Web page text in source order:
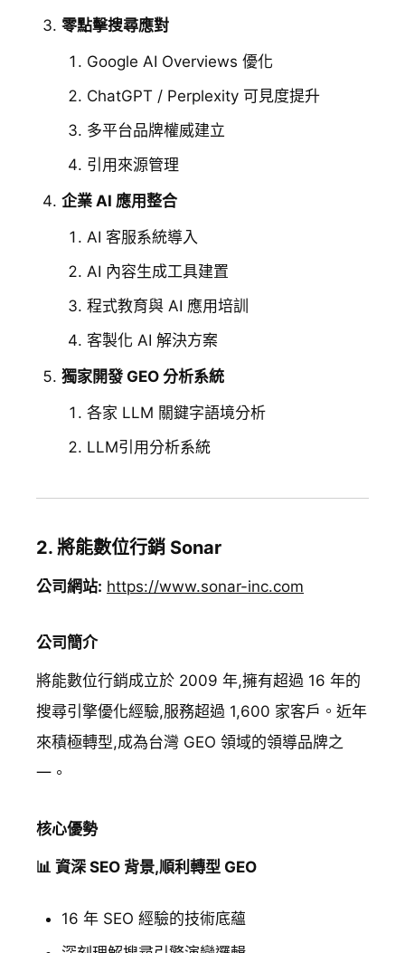
零點擊搜尋應對
Google AI Overviews 優化
ChatGPT / Perplexity 可見度提升
多平台品牌權威建立
引用來源管理
企業 AI 應用整合
AI 客服系統導入
AI 內容生成工具建置
程式教育與 AI 應用培訓
客製化 AI 解決方案
獨家開發 GEO 分析系統
各家 LLM 關鍵字語境分析
LLM引用分析系統
2. 將能數位行銷 Sonar
公司網站: https://www.sonar-inc.com
公司簡介
將能數位行銷成立於 2009 年,擁有超過 16 年的
搜尋引擎優化經驗,服務超過 1,600 家客戶。近年
來積極轉型,成為台灣 GEO 領域的領導品牌之
一。
核心優勢
📊 資深 SEO 背景,順利轉型 GEO
16 年 SEO 經驗的技術底蘊